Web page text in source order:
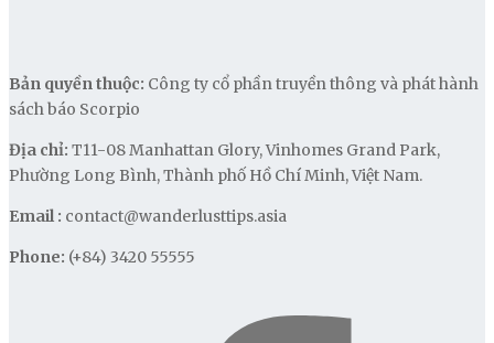
Bản quyền thuộc: Công ty cổ phần truyền thông và phát hành
sách báo Scorpio
Địa chỉ: T11-08 Manhattan Glory, Vinhomes Grand Park,
Phường Long Bình, Thành phố Hồ Chí Minh, Việt Nam.
Email : contact@wanderlusttips.asia
Phone: (+84) 3420 55555